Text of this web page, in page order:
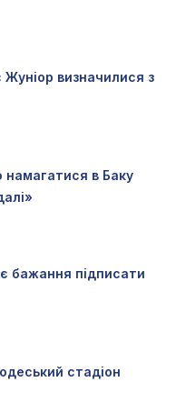
Жуніор визначилися з
в Баку
бажання підписати
стадіон